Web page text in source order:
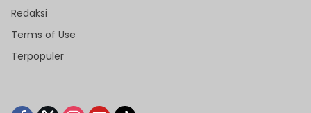
Redaksi
Terms of Use
Terpopuler